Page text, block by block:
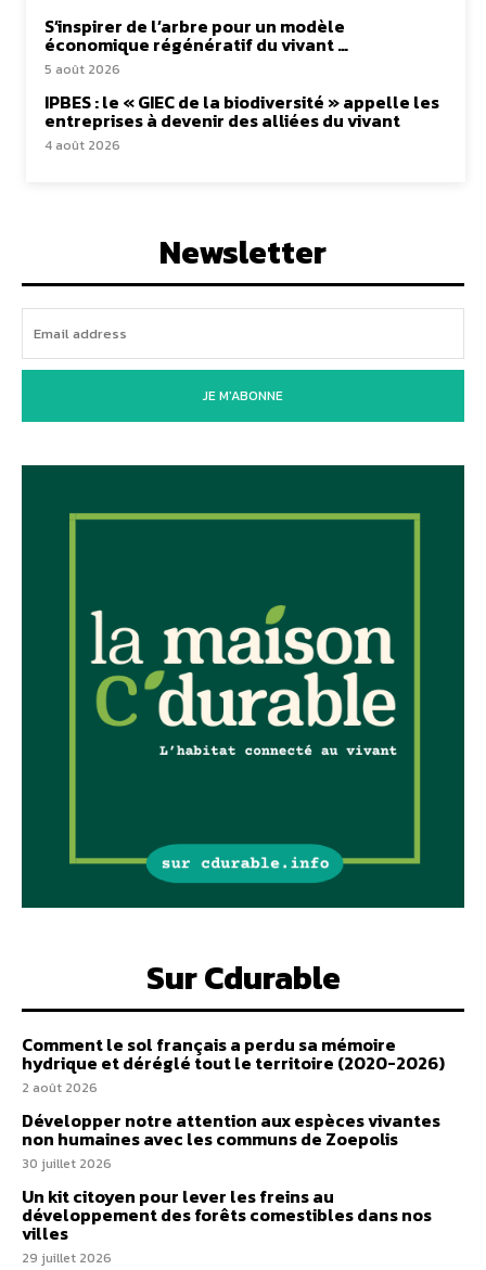
S’inspirer de l’arbre pour un modèle
économique régénératif du vivant …
5 août 2026
IPBES : le « GIEC de la biodiversité » appelle les
entreprises à devenir des alliées du vivant
4 août 2026
Newsletter
JE M'ABONNE
Sur Cdurable
Comment le sol français a perdu sa mémoire
hydrique et déréglé tout le territoire (2020-2026)
2 août 2026
Développer notre attention aux espèces vivantes
non humaines avec les communs de Zoepolis
30 juillet 2026
Un kit citoyen pour lever les freins au
développement des forêts comestibles dans nos
villes
29 juillet 2026